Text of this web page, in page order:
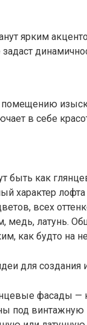
ярким
в себе
быть как
характер
всех
медь, латунь.
как будто на
фасады —
под винтажную